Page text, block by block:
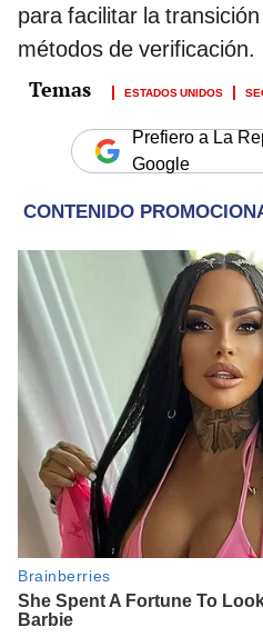
para facilitar la
métodos de verificación.
ESTADOS UNIDOS
Prefiero a La
Google